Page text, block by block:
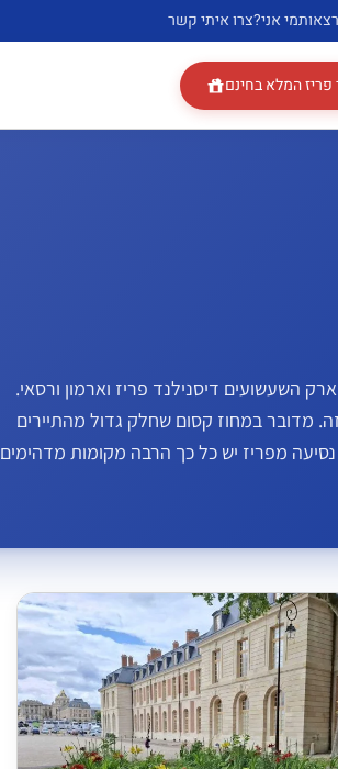
מי אני?צרו איתי קשר
פריז המלא בחינם
השעשועים דיסנילנד פריז וארמון ורסאי.
מדובר במחוז קסום שחלק גדול מהתיירים
מפריז יש כל כך הרבה מקומות מדהימים